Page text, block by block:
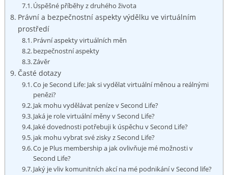
Úspěšné příběhy z druhého života
Právní a bezpečnostní aspekty výdělku ve virtuálním
prostředí
Právní aspekty virtuálních měn
bezpečnostní aspekty
Závěr
Časté dotazy
Co je Second Life: Jak si vydělat virtuální měnou a reálnými
penězi?
Jak mohu vydělávat peníze v Second Life?
Jaká je role virtuální měny v Second Life?
Jaké dovednosti potřebuji k úspěchu v Second Life?
jak mohu vybrat své zisky z Second Life?
Co je Plus membership a jak ovlivňuje mé možnosti v
Second Life?
Jaký je vliv komunitních akcí na mé podnikání v Second life?